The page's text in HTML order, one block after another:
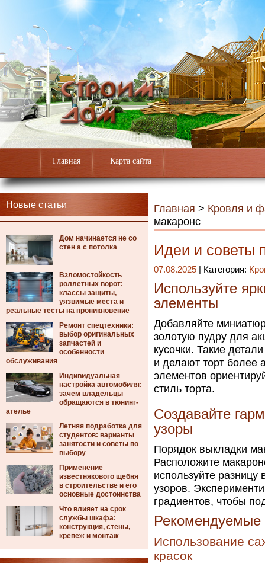
Главная Карта сайта
Новые статьи
Дом начинается не со
стен а с потолка
Взломостойкость
роллетных ворот:
классы защиты,
уязвимые места и
реальные тесты на проникновение
Ремонт спецтехники:
выбор оригинальных
запчастей и
особенности
обслуживания
Индивидуальная
настройка автомобиля:
зачем владельцы
обращаются в тюнинг-
ателье
Летняя подработка для
студентов: варианты
занятости и советы по
выбору
Применение
известнякового щебня
в строительстве и его
основные достоинства
Что влияет на срок
службы шкафа:
конструкция, стены,
крепеж и монтаж
Главная > Кровля и
макаронс
Идеи и советы
07.08.2025 | Категория:
Используйте
элементы
Добавляйте
золотую пудру для
кусочки. Такие
и делают торт более
элементов
стиль торта.
Создавайте
узоры
Порядок выкладки
Расположите
используйте
узоров.
градиентов, чтобы
Рекомендуемые
Использование
красок